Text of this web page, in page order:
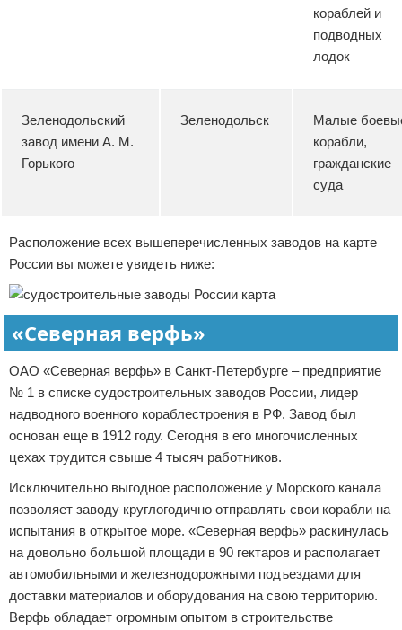
кораблей и
подводных
лодок
Зеленодольский
завод имени А. М.
Горького
Зеленодольск
Малые
корабли,
гражданские
суда
Расположение всех вышеперечисленных заводов на карте
России вы можете увидеть ниже:
«Северная верфь»
ОАО «Северная верфь» в Санкт-Петербурге – предприятие
№ 1 в списке судостроительных заводов России, лидер
надводного военного кораблестроения в РФ. Завод был
основан еще в 1912 году. Сегодня в его многочисленных
цехах трудится свыше 4 тысяч работников.
Исключительно выгодное расположение у Морского канала
позволяет заводу круглогодично отправлять свои корабли на
испытания в открытое море. «Северная верфь» раскинулась
на довольно большой площади в 90 гектаров и располагает
автомобильными и железнодорожными подъездами для
доставки материалов и оборудования на свою территорию.
Верфь обладает огромным опытом в строительстве